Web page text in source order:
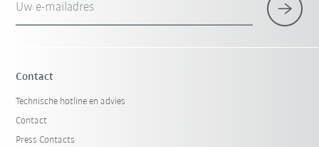
Uw e-mailadres
Contact
Technische hotline en advies
Contact
Press Contacts